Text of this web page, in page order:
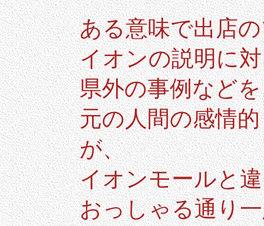
ある意味で出店
イオンの説明に
県外の事例など
元の人間の感情
が、
イオンモールと
おっしゃる通り